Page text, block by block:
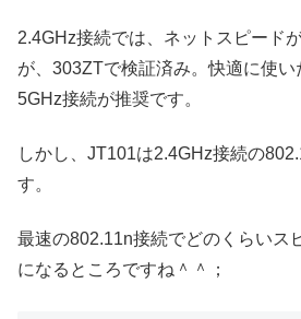
2.4GHz接続では、ネットスピード
が、303ZTで検証済み。快適に使い
5GHz接続が推奨です。
しかし、JT101は2.4GHz接続の
す。
最速の802.11n接続でどのくらいス
になるところですね＾＾；